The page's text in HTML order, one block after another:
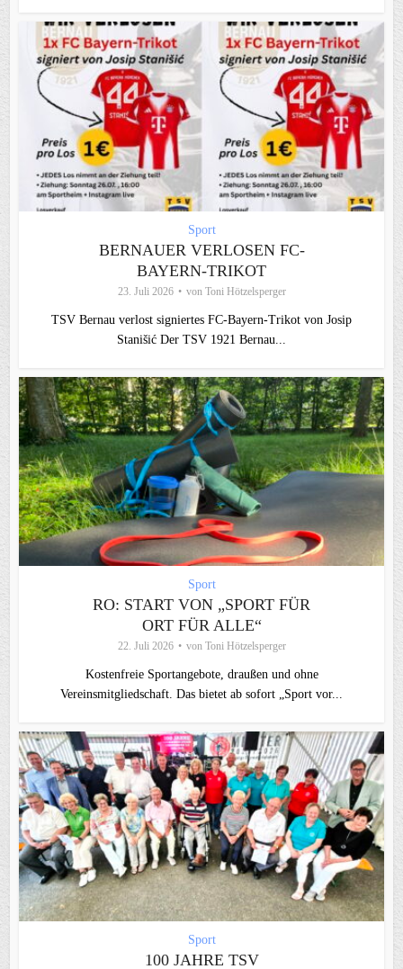
Sport
BERNAUER VERLOSEN FC-
BAYERN-TRIKOT
23. Juli 2026 von Toni Hötzelsperger
TSV Bernau verlost signiertes FC‑Bayern‑Trikot von Josip
Stanišić Der TSV 1921 Bernau...
Sport
RO: START VON „SPORT FÜR
ORT FÜR ALLE“
22. Juli 2026 von Toni Hötzelsperger
Kostenfreie Sportangebote, draußen und ohne
Vereinsmitgliedschaft. Das bietet ab sofort „Sport vor...
Sport
100 JAHRE TSV